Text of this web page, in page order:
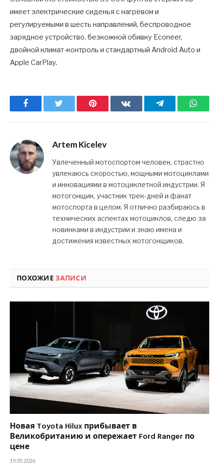
имеет электрические сиденья с нагревом и
регулируемыми в шесть направлений, беспроводное
зарядное устройство, безкожной обивку Econeer,
двойной климат-контроль и стандартный Android Auto и
Apple CarPlay.
Facebook Pinterest ВКонтактеTelegram
Artem Kicelev
Увлеченный мотоспортом человек, страстно
увлекаюсь скоростью, мощными мотоциклами
и инновациями в мотоциклетной индустрии. Я
мотогонщик, участник трек-дней и фанат
мотоспорта в целом. Я отлично разбираюсь в
технических аспектах мотоциклов, следю за
новинками в индустрии и знаю имена и
достижения известных мотогонщиков.
ПОХОЖИЕЗАПИСИ
Новая Toyota Hilux прибывает в
Великобританию и опережает Ford Ranger по
цене
19.05.2026